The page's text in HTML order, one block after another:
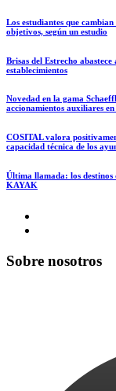
Los estudiantes que
objetivos, según un estudio
Brisas del Estrecho
establecimientos
Novedad en la gama
accionamientos auxiliares
COSITAL valora
capacidad técnica de los
Última llamada: los destinos
KAYAK
Sobre nosotros